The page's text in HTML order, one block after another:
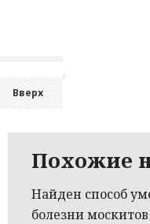
Вверх
Похожие
Найден способ
болезни москитов